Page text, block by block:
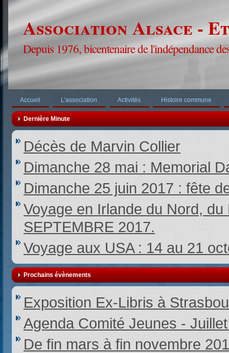
Association Alsace -
Depuis 1976, bicentenaire de l'indépendance
Accueil L'association Activités Histoire commune
Dernière Minute
Décès de Marvin Collier
Dimanche 28 mai : Memorial
Dimanche 25 juin 2017 : fête
Voyage en Irlande du Nord,
SEPTEMBRE 2017.
Voyage aux USA : 14 au 21
Prochains évènements
Exposition Ex-Libris à
Agenda Comité Jeunes -
De fin mars à fin novembre